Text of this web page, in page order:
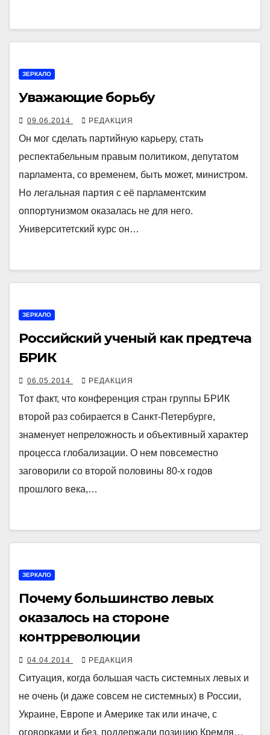
ЗЕРКАЛО
Уважающие борьбу
09.06.2014 РЕДАКЦИЯ
Он мог сделать партийную карьеру, стать
респектабельным правым политиком, депутатом
парламента, со временем, быть может, министром.
Но легальная партия с её парламентским
оппортунизмом оказалась не для него.
Университетский курс он…
ЗЕРКАЛО
Российский ученый как предтеча
БРИК
06.05.2014 РЕДАКЦИЯ
Тот факт, что конференция стран группы БРИК
второй раз собирается в Санкт-Петербурге,
знаменует непреложность и объективный характер
процесса глобализации. О нем повсеместно
заговорили со второй половины 80-х годов
прошлого века,…
ЗЕРКАЛО
Почему большинство левых
оказалось на стороне
контрреволюции
04.04.2014 РЕДАКЦИЯ
Ситуация, когда большая часть системных левых и
не очень (и даже совсем не системных) в России,
Украине, Европе и Америке так или иначе, с
оговорками и без, поддержали позицию Кремля…